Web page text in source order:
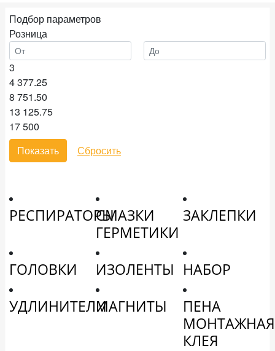
Подбор параметров
Розница
3
4 377.25
8 751.50
13 125.75
17 500
РЕСПИРАТОРЫСМАЗКИ
ГЕРМЕТИКИ
ЗАКЛЕПКИ
ГОЛОВКИ ИЗОЛЕНТЫ НАБОР
УДЛИНИТЕЛИМАГНИТЫ
ПЕНА
МОНТАЖНАЯ
КЛЕЯ